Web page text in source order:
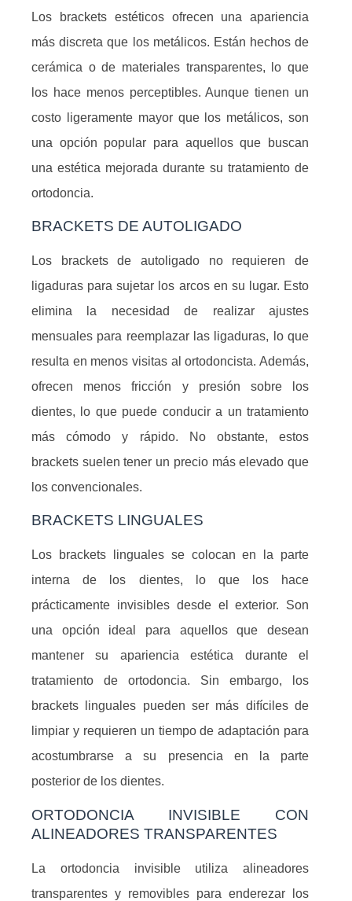
Los brackets estéticos ofrecen una apariencia
más discreta que los metálicos. Están hechos de
cerámica o de materiales transparentes, lo que
los hace menos perceptibles. Aunque tienen un
costo ligeramente mayor que los metálicos, son
una opción popular para aquellos que buscan
una estética mejorada durante su tratamiento de
ortodoncia.
BRACKETS DE AUTOLIGADO
Los brackets de autoligado no requieren de
ligaduras para sujetar los arcos en su lugar. Esto
elimina la necesidad de realizar ajustes
mensuales para reemplazar las ligaduras, lo que
resulta en menos visitas al ortodoncista. Además,
ofrecen menos fricción y presión sobre los
dientes, lo que puede conducir a un tratamiento
más cómodo y rápido. No obstante, estos
brackets suelen tener un precio más elevado que
los convencionales.
BRACKETS LINGUALES
Los brackets linguales se colocan en la parte
interna de los dientes, lo que los hace
prácticamente invisibles desde el exterior. Son
una opción ideal para aquellos que desean
mantener su apariencia estética durante el
tratamiento de ortodoncia. Sin embargo, los
brackets linguales pueden ser más difíciles de
limpiar y requieren un tiempo de adaptación para
acostumbrarse a su presencia en la parte
posterior de los dientes.
ORTODONCIA INVISIBLE CON
ALINEADORES TRANSPARENTES
La ortodoncia invisible utiliza alineadores
transparentes y removibles para enderezar los